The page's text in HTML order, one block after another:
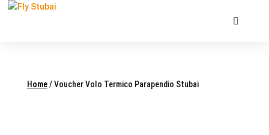
Home/ Voucher Volo Termico Parapendio Stubai